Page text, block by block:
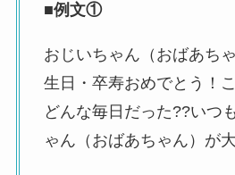
■例文①
おじいちゃん（おばあち
生日・卒寿おめでとう！
どんな毎日だった??いつ
ゃん（おばあちゃん）が